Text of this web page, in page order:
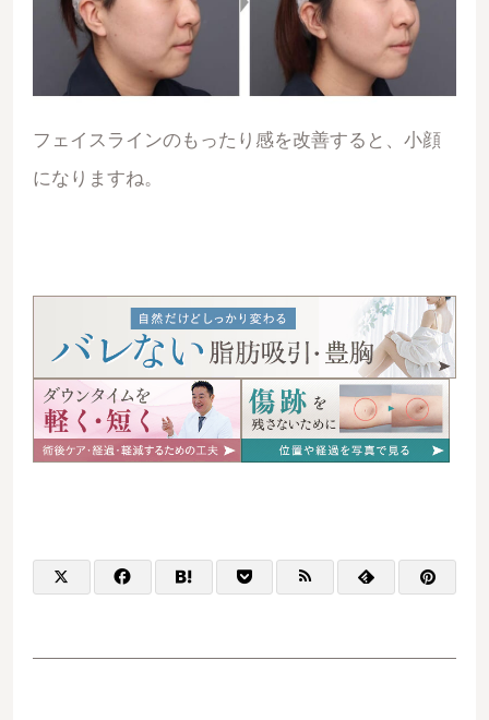
フェイスラインのもったり感を改善すると、小顔
になりますね。